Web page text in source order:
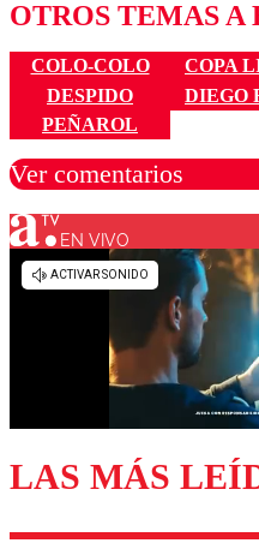
OTROS TEMAS A
COLO-COLO
COPA
DESPIDO
DIEGO
PEÑAROL
Ver comentarios
Los comentarios son
diálogo
EN VIVO
LAS MÁS